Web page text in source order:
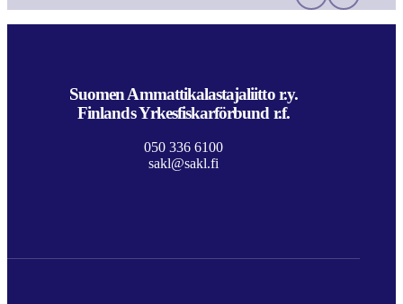
Suomen Ammattikalastajaliitto r.y.
Finlands Yrkesfiskarförbund r.f.
050 336 6100
sakl@sakl.fi